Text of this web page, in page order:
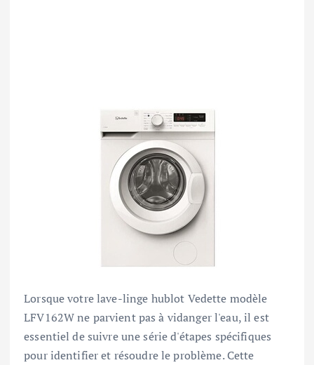
Lorsque votre lave-linge hublot Vedette modèle
LFV162W ne parvient pas à vidanger l'eau, il est
essentiel de suivre une série d'étapes spécifiques
pour identifier et résoudre le problème. Cette